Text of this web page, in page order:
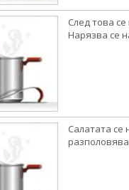
След това се
Нарязва се
Салатата се